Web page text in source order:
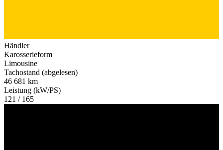
Händler
Karosserieform
Limousine
Tachostand (abgelesen)
46 681 km
Leistung (kW/PS)
121 / 165